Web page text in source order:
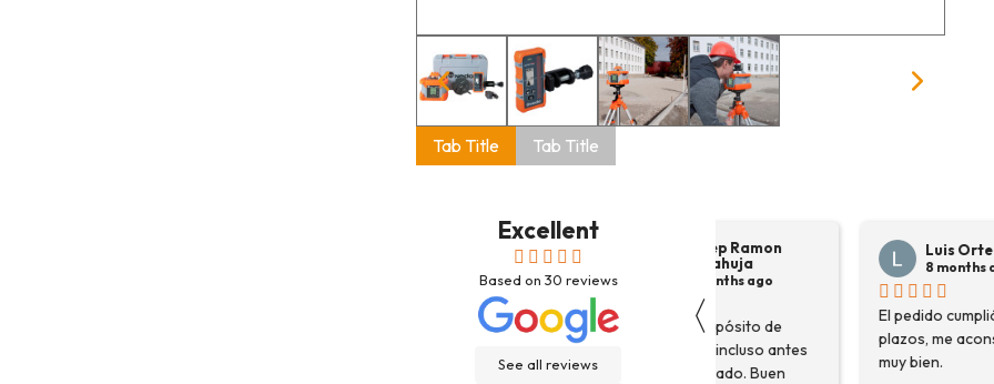
Tab Title Tab Title
Excellent
Based on 30 reviews
See all reviews
〈
Josep Ramon
Sanahuja
6 months ago
Compré depósito de
agua, llegó incluso antes
de lo esperado. Buen
8 months ago
El pedido cumplió con sus
plazos, me aconsejaron
muy bien.